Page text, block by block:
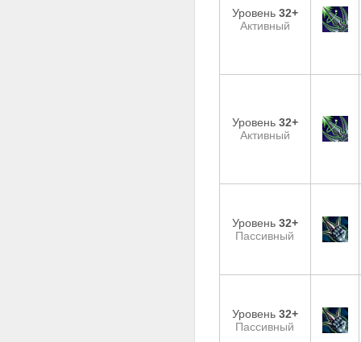
Уровень 32+
Активный
Уровень 32+
Активный
Уровень 32+
Пассивный
Уровень 32+
Пассивный